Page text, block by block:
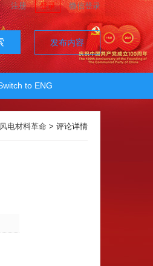
注册 登录 微信登录
发布内容
to ENG
电材料革命 > 评论详情